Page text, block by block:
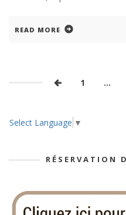
READ MORE
1 …
Select Language ▼
RÉSERVATION